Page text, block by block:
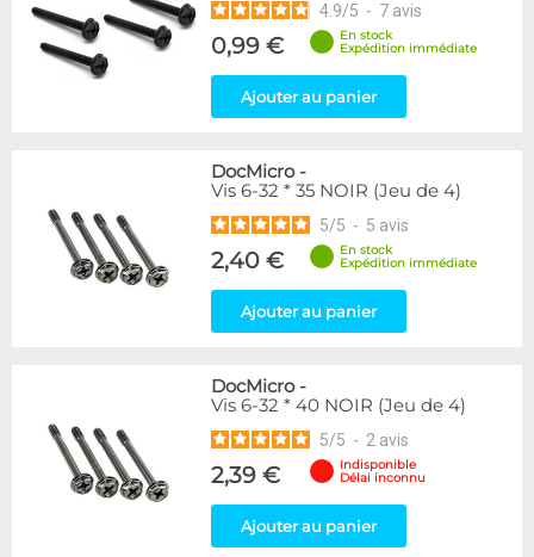
4.9/5 - 7 avis
0,99 €
En stock
Expédition immédiate
Ajouter au panier
DocMicro-
Vis 6-32 * 35 NOIR (Jeu de 4)
5/5 - 5 avis
2,40 €
En stock
Expédition immédiate
Ajouter au panier
DocMicro-
Vis 6-32 * 40 NOIR (Jeu de 4)
5/5 - 2 avis
2,39 €
Indisponible
Délai inconnu
Ajouter au panier